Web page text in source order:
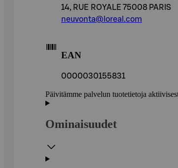
14, RUE ROYALE 75008 PARIS
neuvonta@loreal.com
EAN
0000030155831
Päivitämme palvelun tuotetietoja
Ominaisuudet